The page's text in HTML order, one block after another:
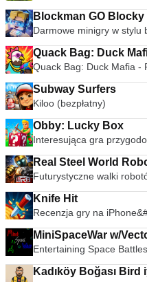
Blockman GO
Darmowe minigry w stylu
Quack Bag: Duck
Quack Bag: Duck Mafia -
Subway Surfers
Kiloo (bezpłatny)
Obby: Lucky Box
Interesująca gra
Real Steel World
Futurystyczne walki
Knife Hit
Recenzja gry na
MiniSpaceWar w/
Entertaining Space
Kadıköy Boğası Bird